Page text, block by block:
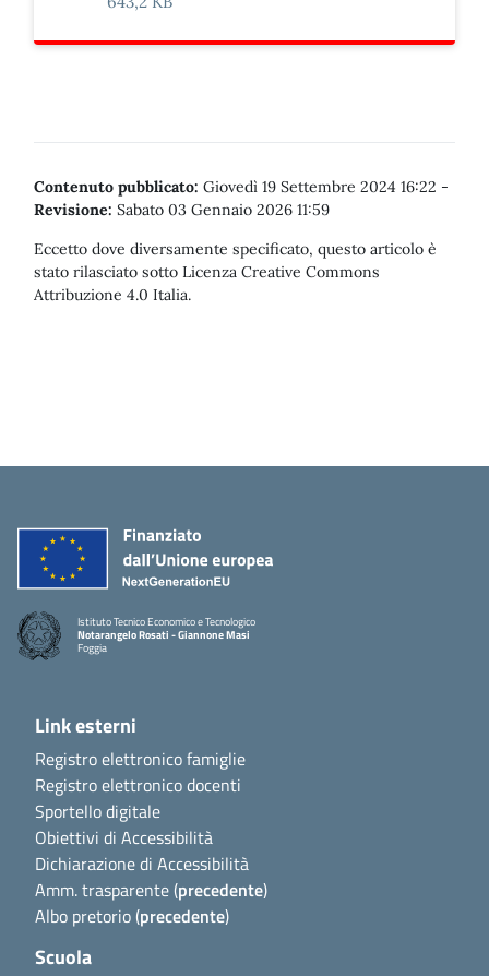
Contenuto pubblicato: Giovedì 19 Settembre 2024 16:22 -
Revisione: Sabato 03 Gennaio 2026 11:59
Eccetto dove diversamente specificato, questo articolo è
stato rilasciato sotto Licenza Creative Commons
Attribuzione 4.0 Italia.
Istituto Tecnico Economico e Tecnologico
Notarangelo Rosati - Giannone Masi
Foggia
Link esterni
Registro elettronico famiglie
Registro elettronico docenti
Sportello digitale
Obiettivi di Accessibilità
Dichiarazione di Accessibilità
Amm. trasparente (precedente)
Albo pretorio (precedente)
Scuola